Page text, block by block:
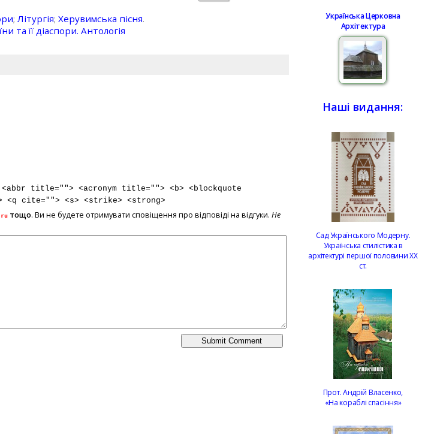
;Літургія;Херувимська пісня.
та її діаспори. Антологія
title=""> <acronym title=""> <b> <blockquote
<q cite=""> <s> <strike> <strong>
тощо. Ви не будете отримувати сповіщення про відповіді на відгуки.Не
Українська Церковна
Архітектура
Наші видання:
Сад Українського Модерну.
Українська стилістика в
архітектурі першої половини ХХ
ст.
Прот. Андрій Власенко,
«На кораблі спасіння»